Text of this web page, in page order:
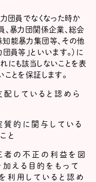
団員でなくなった時か
、暴力団関係企業、総会
能暴力集団等、その他
員等」といいます。）に
にも該当しないことを表
とを保証します。
配していると認めら
質的に関与している
と
者の不正の利益を図
える目的をもって
利用していると認め